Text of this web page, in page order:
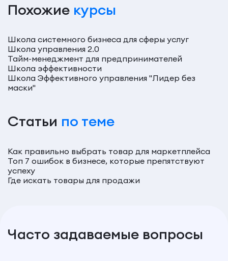
Похожие курсы
Школа системного бизнеса для сферы услуг
Школа управления 2.0
Тайм-менеджмент для предпринимателей
Школа эффективности
Школа Эффективного управления "Лидер без
маски"
Статьи по теме
Как правильно выбрать товар для маркетплейса
Топ 7 ошибок в бизнесе, которые препятствуют
успеху
Где искать товары для продажи
Часто задаваемые вопросы